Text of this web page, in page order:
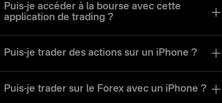
différents modes de trading, stratégies et actifs sont parfaits pour les
utilisateurs de différents styles de trading et préférences.
Puis-je accéder à la bourse avec cette
application de trading ?
nombreux autres types d'actifs sur l'application Olymptrade.
Puis-je trader des actions sur un iPhone ?
trader des actions en utilisant les mêmes instruments et outils de
trading que ceux disponibles sur nos autres plateformes.
Puis-je trader sur le Forex avec un iPhone ?